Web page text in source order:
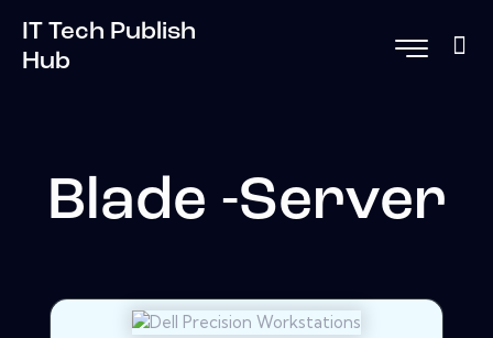
IT Tech Publish
Hub
Blade -Server